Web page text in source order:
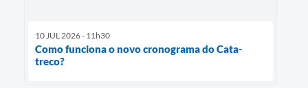
10 JUL 2026 - 11h30
Como funciona o novo cronograma do Cata-
treco?